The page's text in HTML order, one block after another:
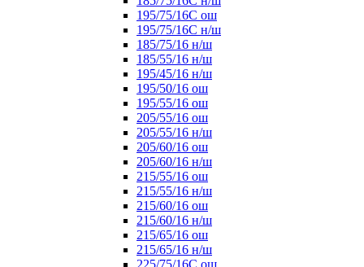
195/75/16С ош
195/75/16С н/ш
185/75/16 н/ш
185/55/16 н/ш
195/45/16 н/ш
195/50/16 ош
195/55/16 ош
205/55/16 ош
205/55/16 н/ш
205/60/16 ош
205/60/16 н/ш
215/55/16 ош
215/55/16 н/ш
215/60/16 ош
215/60/16 н/ш
215/65/16 ош
215/65/16 н/ш
225/75/16C ош